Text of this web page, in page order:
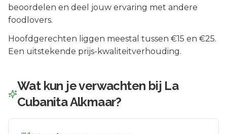
beoordelen en deel jouw ervaring met andere
foodlovers.
Hoofdgerechten liggen meestal tussen €15 en €25.
Een uitstekende prijs-kwaliteitverhouding.
Wat kun je verwachten bij La
Cubanita Alkmaar?